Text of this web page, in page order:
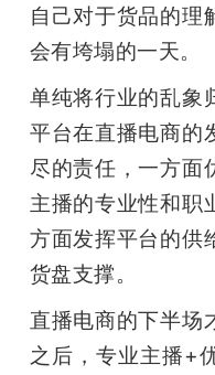
自己对于货品的理
会有垮塌的一天。
单纯将行业的乱象
平台在直播电商的
尽的责任，一方面
主播的专业性和职
方面发挥平台的供
货盘支撑。
直播电商的下半场
之后，专业主播+